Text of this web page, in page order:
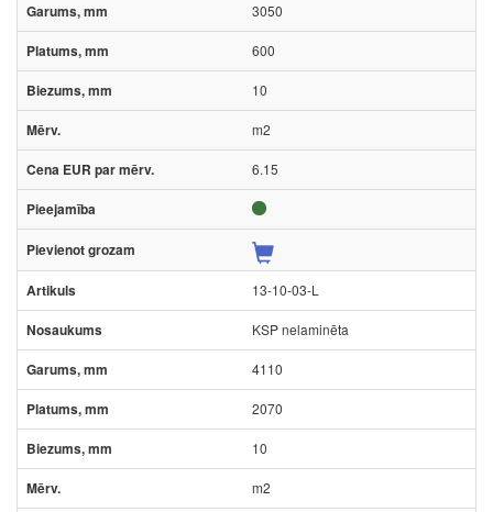
3050
600
10
m2
6.15
13-10-03-L
KSP nelaminēta
4110
2070
10
m2